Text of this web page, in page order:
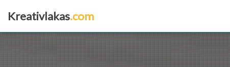
Kreativlakas.com